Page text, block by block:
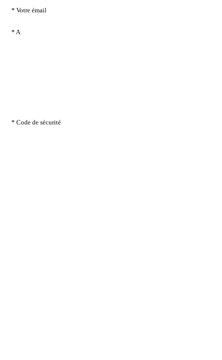
* Votre émail
* A
* Code de sécurité